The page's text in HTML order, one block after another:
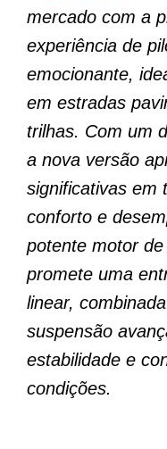
mercado com a
experiência de
emocionante,
em estradas
trilhas. Com um
a nova versão
significativas em
conforto e
potente motor
promete uma
linear,
suspensão
estabilidade e
condições.